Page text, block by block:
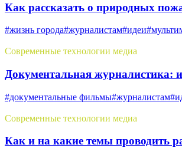
Как рассказать о природных
#жизнь города#журналистам#идеи
Современные технологии медиа
Документальная журналистика:
#документальные фильмы#журналистам
Современные технологии медиа
Как и на какие темы проводить